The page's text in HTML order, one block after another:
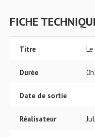
FICHE
Titre
Durée
Date de sortie
Réalisateur